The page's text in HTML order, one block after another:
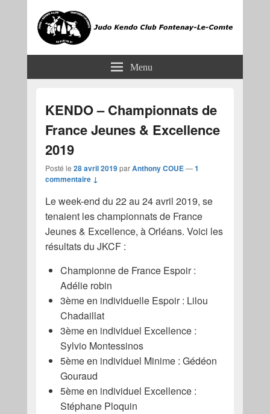
JKCF Menu
KENDO – Championnats de
France Jeunes & Excellence
2019
Posté le 28 avril 2019parAnthony COUE—1
commentaire ↓
Le week-end du 22 au 24 avril 2019, se
tenaient les championnats de France
Jeunes & Excellence, à Orléans. Voici les
résultats du JKCF :
Championne de France Espoir :
Adélie robin
3ème en individuelle Espoir : Lilou
Chadaillat
3ème en individuel Excellence :
Sylvio Montessinos
5ème en individuel Minime : Gédéon
Gouraud
5ème en individuel Excellence :
Stéphane Ploquin